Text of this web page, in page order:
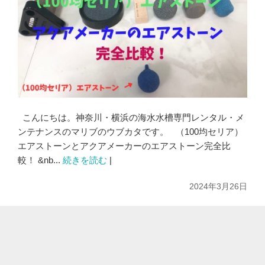
こんにちは。神奈川・横浜の海水水槽専門レンタル・メ
ンテナンスのマリブのウブカタです。 （100均セリア）
エアストーンとアクアメーカーのエアストーン完全比
較！ &nb... 続きを読む |
2024年3月26日